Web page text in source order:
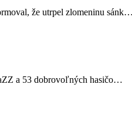
že utrpel zlomeninu sánk…
a 53 dobrovoľných hasičo…